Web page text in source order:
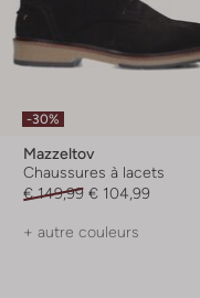
-30%
Mazzeltov
Chaussures à lacets
€ 149,99 € 104,99
+ autre couleurs